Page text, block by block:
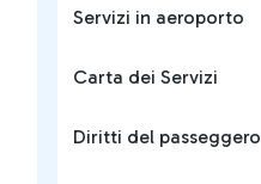
Servizi in aeroporto
Carta dei Servizi
Diritti del passeggero